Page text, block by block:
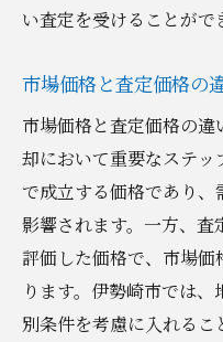
い査定を受けることがで
市場価格と査定価格の
市場価格と査定価格の
却において重要なステッ
で成立する価格であり、
影響されます。一方、
評価した価格で、市場
ります。伊勢崎市では
別条件を考慮に入れる